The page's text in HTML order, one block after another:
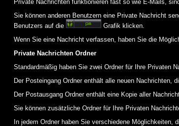
Private Nachrichten funktionieren fast so wie E-Mails,
Sie können anderen Benutzern eine Private Nachricht
Benutzers auf die
Grafik klicken.
Wenn Sie eine Nachricht verfassen, haben Sie die
Private Nachrichten Ordner
Standardmäßig haben Sie zwei Ordner für Ihre Privaten
Der Posteingang Ordner enthält alle neuen Nachrichten,
Der Postausgang Ordner enthält eine Kopie aller
Sie können zusätzliche Ordner für Ihre Privaten
In jedem Ordner haben Sie verschiedene